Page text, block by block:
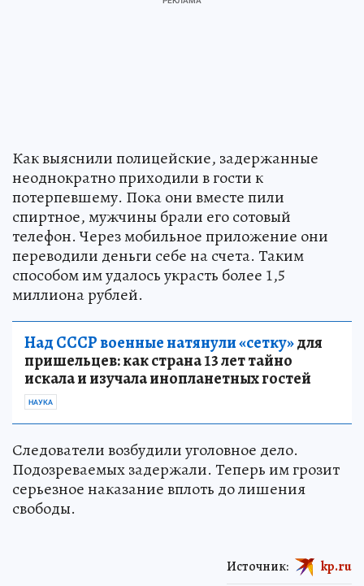
Как выяснили полицейские, задержанные
неоднократно приходили в гости к
потерпевшему. Пока они вместе пили
спиртное, мужчины брали его сотовый
телефон. Через мобильное приложение они
переводили деньги себе на счета. Таким
способом им удалось украсть более 1,5
миллиона рублей.
Над СССР военные натянули «сетку»для
пришельцев: как страна 13 лет тайно
искала и изучала инопланетных гостей
НАУКА
Следователи возбудили уголовное дело.
Подозреваемых задержали. Теперь им грозит
серьезное наказание вплоть до лишения
свободы.
Источник: kp.ru